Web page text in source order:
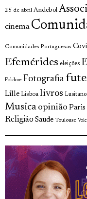
25 de abril Andebol
cinema
Comunidades Portuguesas
Efemérides eleições
Folclore Fotografia
Lille Lisboa livros
Musica opinião Paris
Religião Saude Toulouse